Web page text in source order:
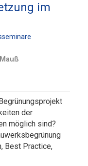
im
der
möglich sind?
Best Practice,